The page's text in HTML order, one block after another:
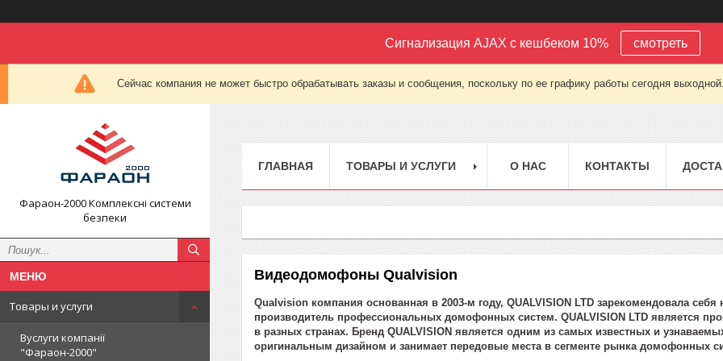
Сигнализация AJAX с кешбеком 10% смотреть
Сейчас компания не может быстро обрабатывать заказы и сообщения, поскольку по ее графику работы сегодня
Фараон-2000 Комплексні системи
безпеки
Товары и услуги
Вуслуги компанії
"Фараон-2000"
ГЛАВНАЯ ТОВАРЫ И УСЛУГИ О НАС КОНТАКТЫ
Видеодомофоны Qualvision
Qualvision компания основанная в 2003-м году, QUALVISION LTD зарекомендовала
производитель профессиональных домофонных систем. QUALVISION LTD является
в разных странах. Бренд QUALVISION является одним из самых известных и
оригинальным дизайном и занимает передовые места в сегменте рынка домофонных